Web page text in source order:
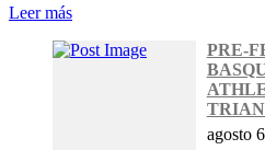
Leer más
PRE-
agosto